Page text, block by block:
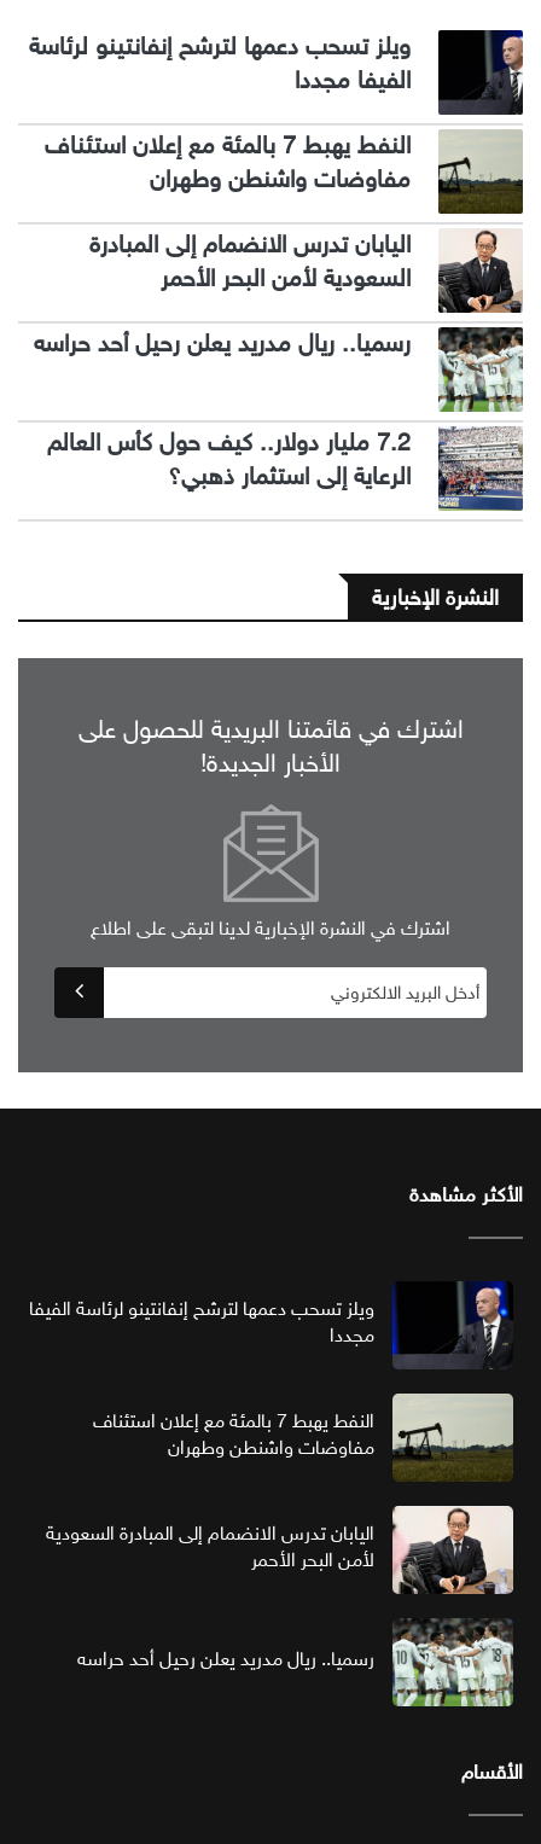
ويلز تسحب دعمها لترشح إنفانتينو لرئاسة
الفيفا مجددا
النفط يهبط 7 بالمئة مع إعلان استئناف
مفاوضات واشنطن وطهران
اليابان تدرس الانضمام إلى المبادرة
السعودية لأمن البحر الأحمر
رسميا.. ريال مدريد يعلن رحيل أحد حراسه
7.2 مليار دولار.. كيف حول كأس العالم
الرعاية إلى استثمار ذهبي؟
النشرة الإخبارية
اشترك في قائمتنا البريدية للحصول على
الأخبار الجديدة!
اشترك في النشرة الإخبارية لدينا لتبقى على اطلاع
الأكثر مشاهدة
ويلز تسحب دعمها لترشح إنفانتينو لرئاسة الفيفا
مجددا
النفط يهبط 7 بالمئة مع إعلان استئناف
مفاوضات واشنطن وطهران
اليابان تدرس الانضمام إلى المبادرة السعودية
لأمن البحر الأحمر
رسميا.. ريال مدريد يعلن رحيل أحد حراسه
الأقسام